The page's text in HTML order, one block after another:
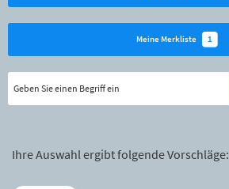
Meine Merkliste 1
Ihre Auswahl ergibt folgende Vorschläge: